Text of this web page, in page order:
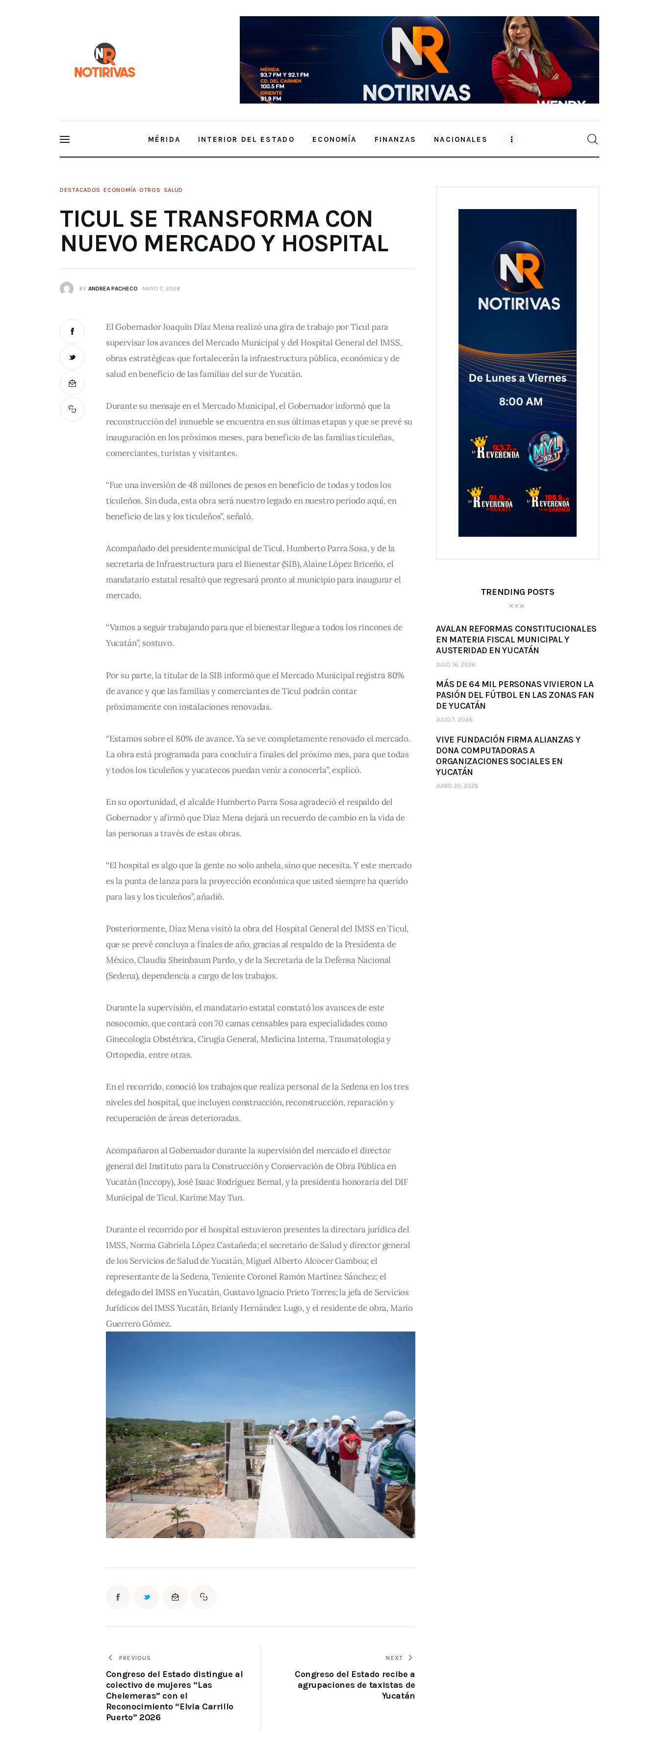
MÉRIDA INTERIOR DEL ESTADO ECONOMÍA FINANZAS NACIONALES
DESTACADOS ECONOMÍA OTROS SALUD
TICUL SE TRANSFORMA CON
NUEVO MERCADO Y HOSPITAL
BY ANDREA PACHECO MAYO 7, 2026
El Gobernador Joaquín Díaz Mena realizó una gira de trabajo por Ticul para
supervisar los avances del Mercado Municipal y del Hospital General del IMSS,
obras estratégicas que fortalecerán la infraestructura pública, económica y de
salud en beneficio de las familias del sur de Yucatán.
Durante su mensaje en el Mercado Municipal, el Gobernador informó que la
reconstrucción del inmueble se encuentra en sus últimas etapas y que se prevé su
inauguración en los próximos meses, para beneficio de las familias ticuleñas,
comerciantes, turistas y visitantes.
“Fue una inversión de 48 millones de pesos en beneficio de todas y todos los
ticuleños. Sin duda, esta obra será nuestro legado en nuestro periodo aquí, en
beneficio de las y los ticuleños”, señaló.
Acompañado del presidente municipal de Ticul, Humberto Parra Sosa, y de la
secretaria de Infraestructura para el Bienestar (SIB), Alaine López Briceño, el
mandatario estatal resaltó que regresará pronto al municipio para inaugurar el
mercado.
“Vamos a seguir trabajando para que el bienestar llegue a todos los rincones de
Yucatán”, sostuvo.
Por su parte, la titular de la SIB informó que el Mercado Municipal registra 80%
de avance y que las familias y comerciantes de Ticul podrán contar
próximamente con instalaciones renovadas.
“Estamos sobre el 80% de avance. Ya se ve completamente renovado el mercado.
La obra está programada para concluir a finales del próximo mes, para que todas
y todos los ticuleños y yucatecos puedan venir a conocerla”, explicó.
En su oportunidad, el alcalde Humberto Parra Sosa agradeció el respaldo del
Gobernador y afirmó que Díaz Mena dejará un recuerdo de cambio en la vida de
las personas a través de estas obras.
“El hospital es algo que la gente no solo anhela, sino que necesita. Y este mercado
es la punta de lanza para la proyección económica que usted siempre ha querido
para las y los ticuleños”, añadió.
Posteriormente, Díaz Mena visitó la obra del Hospital General del IMSS en Ticul,
que se prevé concluya a finales de año, gracias al respaldo de la Presidenta de
México, Claudia Sheinbaum Pardo, y de la Secretaría de la Defensa Nacional
(Sedena), dependencia a cargo de los trabajos.
Durante la supervisión, el mandatario estatal constató los avances de este
nosocomio, que contará con 70 camas censables para especialidades como
Ginecología Obstétrica, Cirugía General, Medicina Interna, Traumatología y
Ortopedia, entre otras.
En el recorrido, conoció los trabajos que realiza personal de la Sedena en los tres
niveles del hospital, que incluyen construcción, reconstrucción, reparación y
recuperación de áreas deterioradas.
Acompañaron al Gobernador durante la supervisión del mercado el director
general del Instituto para la Construcción y Conservación de Obra Pública en
Yucatán (Inccopy), José Isaac Rodríguez Bernal, y la presidenta honoraria del DIF
Municipal de Ticul, Karime May Tun.
Durante el recorrido por el hospital estuvieron presentes la directora jurídica del
IMSS, Norma Gabriela López Castañeda; el secretario de Salud y director general
de los Servicios de Salud de Yucatán, Miguel Alberto Alcocer Gamboa; el
representante de la Sedena, Teniente Coronel Ramón Martínez Sánchez; el
delegado del IMSS en Yucatán, Gustavo Ignacio Prieto Torres; la jefa de Servicios
Jurídicos del IMSS Yucatán, Brianly Hernández Lugo, y el residente de obra, Mario
Guerrero Gómez.
PREVIOUS
Congreso del Estado distingue al
colectivo de mujeres “Las
Chelemeras” con el
Reconocimiento “Elvia Carrillo
Puerto” 2026
NEXT
Congreso del Estado recibe a
agrupaciones de taxistas de
Yucatán
TRENDING POSTS
AVALAN REFORMAS CONSTITUCIONALES
EN MATERIA FISCAL MUNICIPAL Y
AUSTERIDAD EN YUCATÁN
JULIO 16, 2026
MÁS DE 64 MIL PERSONAS VIVIERON LA
PASIÓN DEL FÚTBOL EN LAS ZONAS FAN
DE YUCATÁN
JULIO 7, 2026
VIVE FUNDACIÓN FIRMA ALIANZAS Y
DONA COMPUTADORAS A
ORGANIZACIONES SOCIALES EN
YUCATÁN
JUNIO 30, 2026